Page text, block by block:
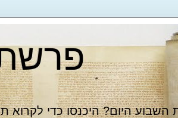
היום? היכנסו כדי לקרוא